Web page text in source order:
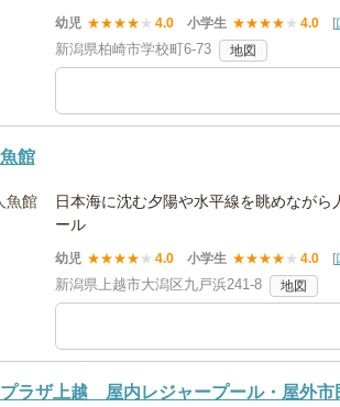
幼児 ★★★★ ★ 4.0 小学生 ★★★★ ★ 4.0 [
新潟県柏崎市学校町6-73 地図
館
日本海に沈む夕陽や水平線を眺めなが
ール
幼児 ★★★★ ★ 4.0 小学生 ★★★★ ★ 4.0 [
新潟県上越市大潟区九戸浜241-8 地図
プラザ上越 屋内レジャープール・屋外市